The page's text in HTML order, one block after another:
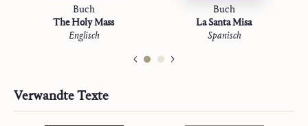
Buch
The Holy Mass
Englisch
Buch
La Santa Misa
Spanisch
Verwandte Texte